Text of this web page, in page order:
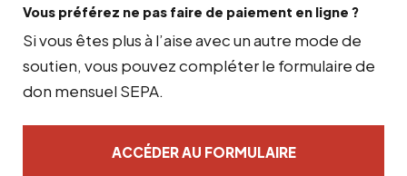
Vous préférez ne pas faire de paiement en ligne ?
Si vous êtes plus à l’aise avec un autre mode de
soutien, vous pouvez compléter le formulaire de
don mensuel SEPA.
ACCÉDER AU FORMULAIRE